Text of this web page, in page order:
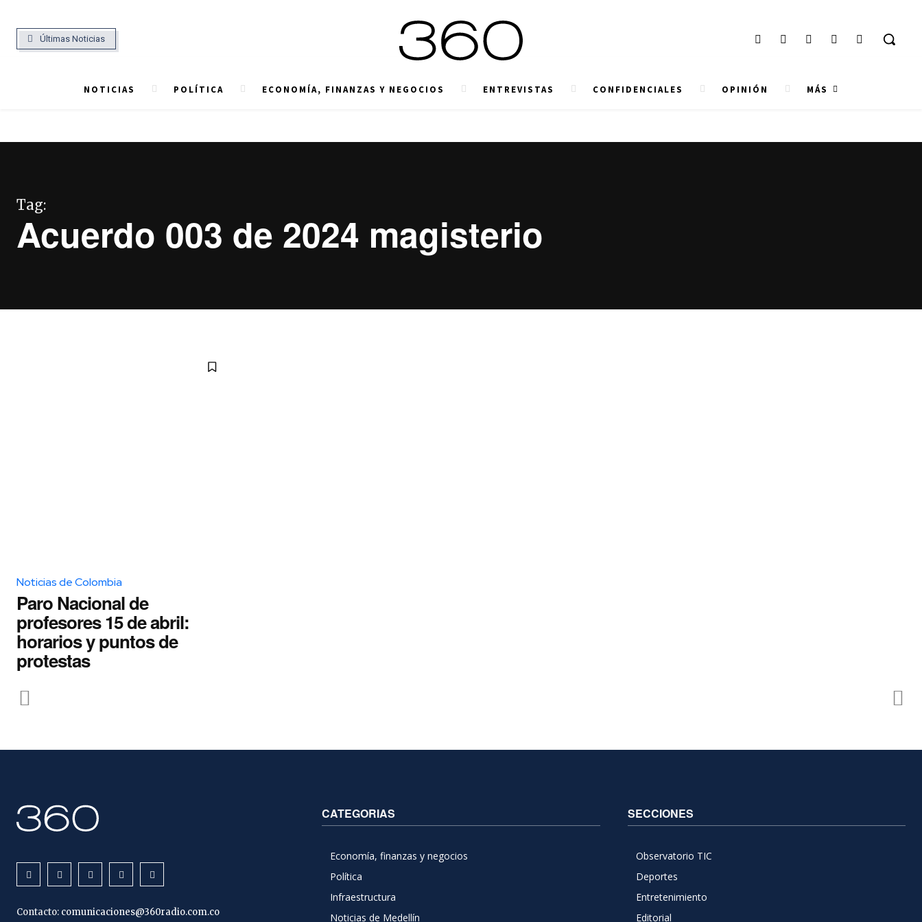
Últimas Noticias
NOTICIAS POLÍTICA ECONOMÍA, FINANZAS Y NEGOCIOS ENTREVISTAS CONFIDENCIALES OPINIÓN MÁS
Tag:
Acuerdo 003 de 2024 magisterio
Noticias de Colombia
Paro Nacional de
profesores 15 de abril:
horarios y puntos de
protestas
Contacto: comunicaciones@360radio.com.co
CATEGORIAS
Economía, finanzas y negocios
Política
Infraestructura
Noticias de Medellín
SECCIONES
Observatorio TIC
Deportes
Entretenimiento
Editorial